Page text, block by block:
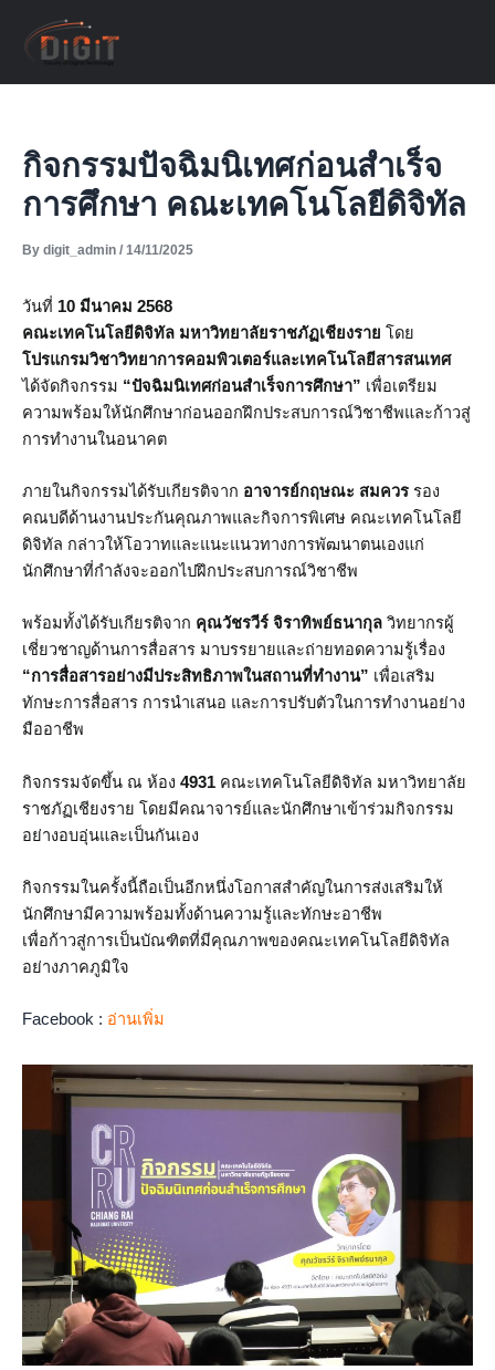
content
กิจกรรมปัจฉิมนิเทศก่อนสำเร็จ
การศึกษา คณะเทคโนโลยีดิจิทัล
By digit_admin / 14/11/2025
วันที่ 10 มีนาคม 2568
คณะเทคโนโลยีดิจิทัล มหาวิทยาลัยราชภัฏเชียงราย โดย
โปรแกรมวิชาวิทยาการคอมพิวเตอร์และเทคโนโลยีสารสนเทศ
ได้จัดกิจกรรม “ปัจฉิมนิเทศก่อนสำเร็จการศึกษา” เพื่อเตรียม
ความพร้อมให้นักศึกษาก่อนออกฝึกประสบการณ์วิชาชีพและก้าวสู่
การทำงานในอนาคต
ภายในกิจกรรมได้รับเกียรติจาก อาจารย์กฤษณะ สมควร รอง
คณบดีด้านงานประกันคุณภาพและกิจการพิเศษ คณะเทคโนโลยี
ดิจิทัล กล่าวให้โอวาทและแนะแนวทางการพัฒนาตนเองแก่
นักศึกษาที่กำลังจะออกไปฝึกประสบการณ์วิชาชีพ
พร้อมทั้งได้รับเกียรติจาก คุณวัชรวีร์ จิราทิพย์ธนากุล วิทยากรผู้
เชี่ยวชาญด้านการสื่อสาร มาบรรยายและถ่ายทอดความรู้เรื่อง
“การสื่อสารอย่างมีประสิทธิภาพในสถานที่ทำงาน” เพื่อเสริม
ทักษะการสื่อสาร การนำเสนอ และการปรับตัวในการทำงานอย่าง
มืออาชีพ
กิจกรรมจัดขึ้น ณ ห้อง 4931 คณะเทคโนโลยีดิจิทัล มหาวิทยาลัย
ราชภัฏเชียงราย โดยมีคณาจารย์และนักศึกษาเข้าร่วมกิจกรรม
อย่างอบอุ่นและเป็นกันเอง
กิจกรรมในครั้งนี้ถือเป็นอีกหนึ่งโอกาสสำคัญในการส่งเสริมให้
นักศึกษามีความพร้อมทั้งด้านความรู้และทักษะอาชีพ
เพื่อก้าวสู่การเป็นบัณฑิตที่มีคุณภาพของคณะเทคโนโลยีดิจิทัล
อย่างภาคภูมิใจ
Facebook : อ่านเพิ่ม